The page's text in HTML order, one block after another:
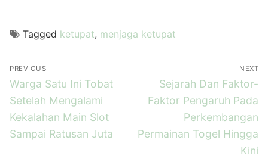
Tagged ketupat, menjaga ketupat
Navigasi
pos
PREVIOUS
Previous
post:
Warga Satu Ini Tobat
Setelah Mengalami
Kekalahan Main Slot
Sampai Ratusan Juta
NEXT
Next
post:
Sejarah Dan Faktor-
Faktor Pengaruh Pada
Perkembangan
Permainan Togel Hingga
Kini